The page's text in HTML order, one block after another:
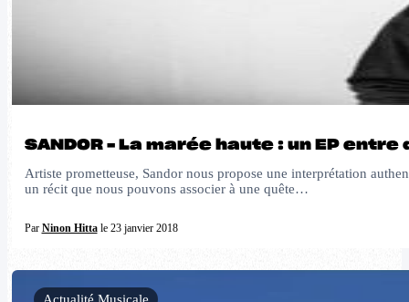
SANDOR – La marée haute : un EP
Artiste prometteuse, Sandor nous propose une interprétation
un récit que nous pouvons associer à une quête…
Par Ninon Hittale 23 janvier 2018
Actualité Musicale